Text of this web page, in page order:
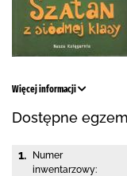
Więcej informacji
Dostępne
1.
Numer
inwentarzowy: